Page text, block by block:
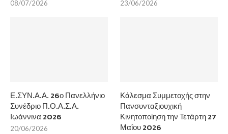
08/07/2026 23/06/2026
Ε.ΣΥΝ.Α.Α. 26ο Πανελλήνιο
Συνέδριο Π.Ο.Α.Σ.Α.
Ιωάννινα 2026
20/06/2026
Κάλεσμα Συμμετοχής στην
Πανσυνταξιουχική
Κινητοποίηση την Τετάρτη 27
Μαΐου 2026